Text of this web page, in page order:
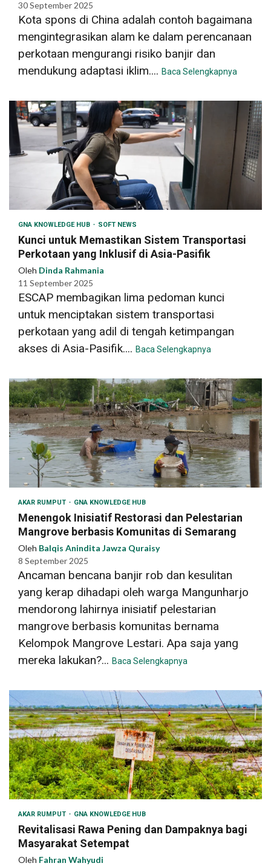
30 September 2025
Kota spons di China adalah contoh bagaimana
mengintegrasikan alam ke dalam perencanaan
perkotaan mengurangi risiko banjir dan
mendukung adaptasi iklim.... Baca Selengkapnya
GNA KNOWLEDGE HUB SOFT NEWS
Kunci untuk Memastikan Sistem Transportasi
Perkotaan yang Inklusif di Asia-Pasifik
Oleh Dinda Rahmania
11 September 2025
ESCAP membagikan lima pedoman kunci
untuk menciptakan sistem transportasi
perkotaan yang adil di tengah ketimpangan
akses di Asia-Pasifik.... Baca Selengkapnya
AKAR RUMPUT GNA KNOWLEDGE HUB
Menengok Inisiatif Restorasi dan Pelestarian
Mangrove berbasis Komunitas di Semarang
Oleh Balqis Anindita Jawza Quraisy
8 September 2025
Ancaman bencana banjir rob dan kesulitan
yang kerap dihadapi oleh warga Mangunharjo
mendorong lahirnya inisiatif pelestarian
mangrove berbasis komunitas bernama
Kelompok Mangrove Lestari. Apa saja yang
mereka lakukan?... Baca Selengkapnya
AKAR RUMPUT GNA KNOWLEDGE HUB
Revitalisasi Rawa Pening dan Dampaknya bagi
Masyarakat Setempat
Oleh Fahran Wahyudi